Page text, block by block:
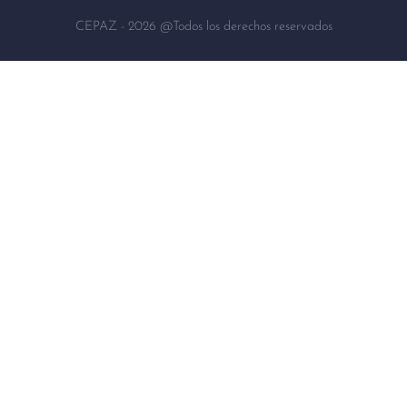
CEPAZ - 2026 @Todos los derechos reservados